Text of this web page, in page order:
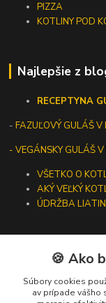
PIZZA
KOTLINY POD
Najlepšie z
RECEPTYNA
-FAZUĽOVÝ GULÁŠ V
- VEGÁNSKY GULÁŠ
VŠETKO O
AKÝ VEĽKÝ
ÚDRŽBA
Kontakty
🍪 Ako
Súbory cookies
av prípade vášho